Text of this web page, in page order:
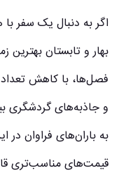
اگر به دنبال یک سفر
بهار و تابستان
فصل‌ها، با کاهش تعداد
و جاذبه‌های گردشگری
به باران‌های فراوان در
قیمت‌های مناسب‌تری